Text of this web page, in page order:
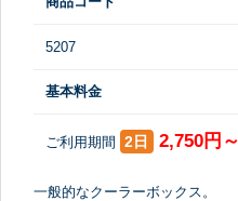
5207
基本料金
ご利用期間 2日 2,750円～
一般的なクーラーボックス。